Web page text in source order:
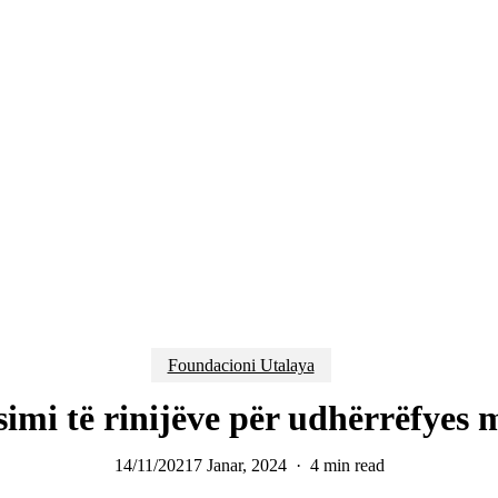
Foundacioni Utalaya
të rinijëve për udhërrëfyes
14/11/2021 7 Janar, 2024 4 min read